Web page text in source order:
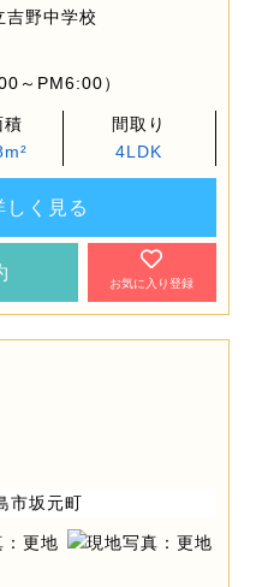
吉野中学校
～PM6:00）
積
間取り
4LDK
しく見る
お気に入り登録